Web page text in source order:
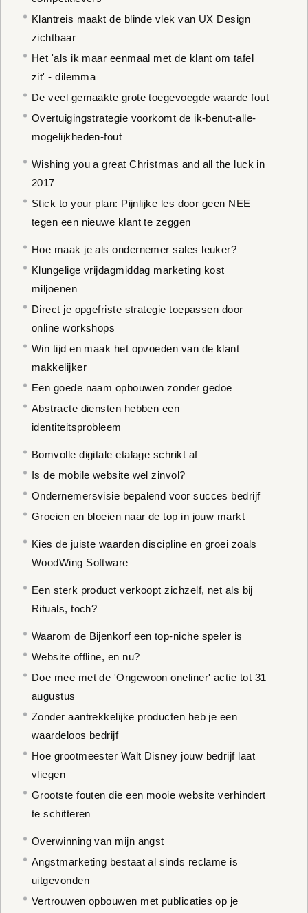
Klantreis maakt de blinde vlek van UX Design
zichtbaar
Het 'als ik maar eenmaal met de klant om tafel
zit' - dilemma
De veel gemaakte grote toegevoegde waarde fout
Overtuigingstrategie voorkomt de ik-benut-alle-
mogelijkheden-fout
Wishing you a great Christmas and all the luck in
2017
Stick to your plan: Pijnlijke les door geen NEE
tegen een nieuwe klant te zeggen
Hoe maak je als ondernemer sales leuker?
Klungelige vrijdagmiddag marketing kost
miljoenen
Direct je opgefriste strategie toepassen door
online workshops
Win tijd en maak het opvoeden van de klant
makkelijker
Een goede naam opbouwen zonder gedoe
Abstracte diensten hebben een
identiteitsprobleem
Bomvolle digitale etalage schrikt af
Is de mobile website wel zinvol?
Ondernemersvisie bepalend voor succes bedrijf
Groeien en bloeien naar de top in jouw markt
Kies de juiste waarden discipline en groei zoals
WoodWing Software
Een sterk product verkoopt zichzelf, net als bij
Rituals, toch?
Waarom de Bijenkorf een top-niche speler is
Website offline, en nu?
Doe mee met de 'Ongewoon oneliner' actie tot 31
augustus
Zonder aantrekkelijke producten heb je een
waardeloos bedrijf
Hoe grootmeester Walt Disney jouw bedrijf laat
vliegen
Grootste fouten die een mooie website verhindert
te schitteren
Overwinning van mijn angst
Angstmarketing bestaat al sinds reclame is
uitgevonden
Vertrouwen opbouwen met publicaties op je